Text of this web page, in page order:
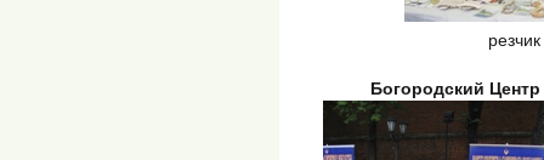
Богородский Центр